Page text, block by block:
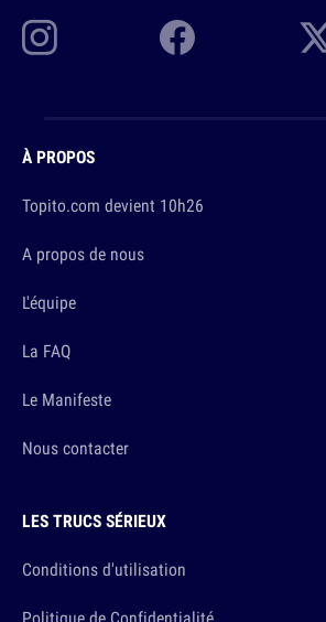
À PROPOS
Topito.com devient 10h26
A propos de nous
L'équipe
La FAQ
Le Manifeste
Nous contacter
LES TRUCS SÉRIEUX
Conditions d'utilisation